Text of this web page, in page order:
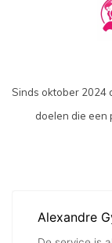
Sinds oktober 2024
doelen die een